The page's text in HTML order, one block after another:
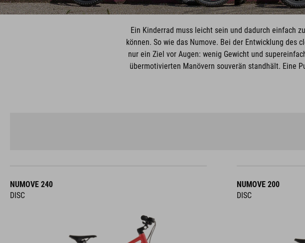
Ein Kinderrad muss leicht sein und dadurch einfach
können. So wie das Numove. Bei der Entwicklung des
nur ein Ziel vor Augen: wenig Gewicht und
übermotivierten Manövern souverän standhält. Eine
NUMOVE 240
DISC
NUMOVE 200
DISC